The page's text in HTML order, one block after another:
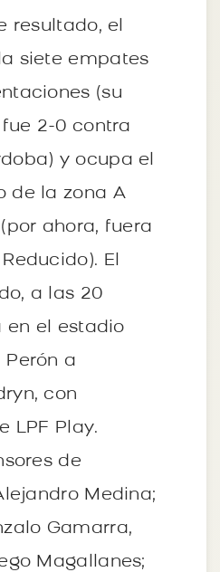
resultado, el
siete empates
(su
2-0 contra
y ocupa el
de la zona A
ahora, fuera
El
a las 20
en el estadio
Perón a
con
LPF Play.
de
Medina;
Gamarra,
Magallanes;